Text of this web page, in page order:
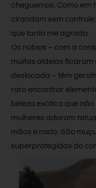
cheguemos. Como em
cirandam sem
que tanto me agrada.
Os núbios – com a
muitas aldeias ficaram
deslocada – têm
raro encontrar
beleza exótica que
mulheres adoram
mãos e rosto. São
superprotegidas do